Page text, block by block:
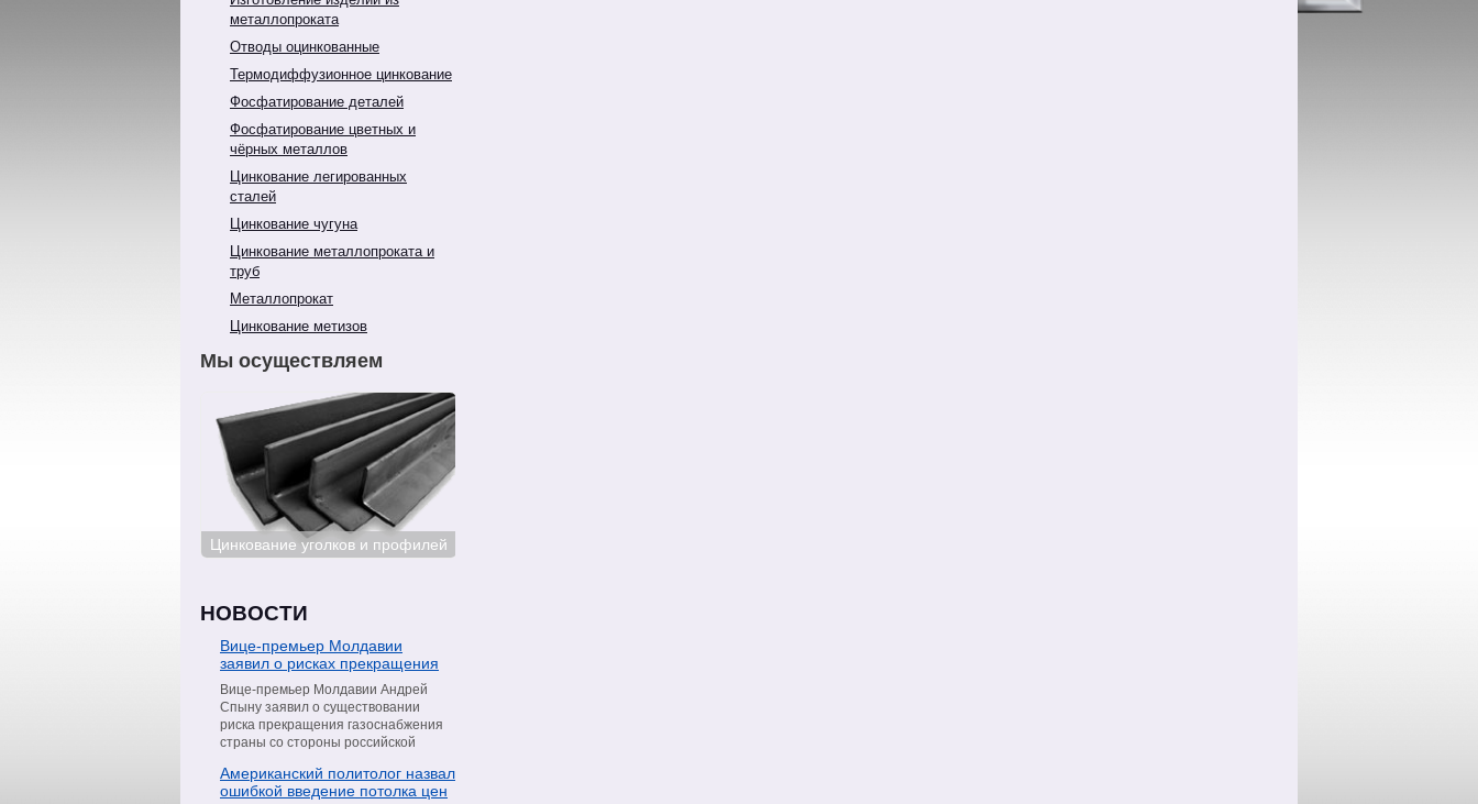
металлопроката
Отводы оцинкованные
Термодиффузионное цинкование
Фосфатирование деталей
Фосфатирование цветных и
чёрных металлов
Цинкование легированных
сталей
Цинкование чугуна
Цинкование металлопроката и
труб
Металлопрокат
Цинкование метизов
Мы осуществляем
Цинкование уголков и профилей
НОВОСТИ
Вице-премьер Молдавии
заявил о рисках прекращения
поставок газа со стороны
«Газпрома»
Вице-премьер Молдавии Андрей
Спыну заявил о существовании
риска прекращения газоснабжения
страны со стороны российской
сообщил в интервью телеканалу
Moldova 1, пишет РИА Новости.
Американский политолог назвал
ошибкой введение потолка цен